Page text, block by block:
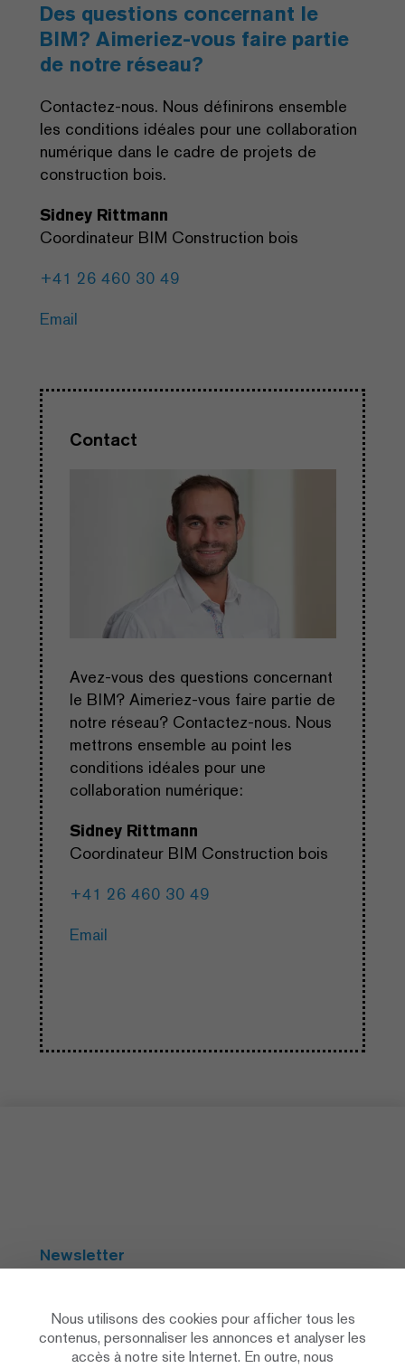
Des questions concernant le
BIM? Aimeriez-vous faire partie
de notre réseau?
Contactez-nous. Nous définirons ensemble
les conditions idéales pour une collaboration
numérique dans le cadre de projets de
construction bois.
Sidney Rittmann
Coordinateur BIM Construction bois
+41 26 460 30 49
Email
Contact
Avez-vous des questions concernant
le BIM? Aimeriez-vous faire partie de
notre réseau? Contactez-nous. Nous
mettrons ensemble au point les
conditions idéales pour une
collaboration numérique:
Sidney Rittmann
Coordinateur BIM Construction bois
+41 26 460 30 49
Email
Newsletter
Social Media
Nous utilisons des cookies pour afficher tous les
contenus, personnaliser les annonces et analyser les
accès à notre site Internet. En outre, nous